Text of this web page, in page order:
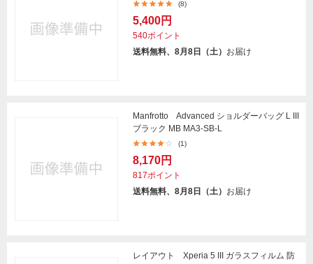
(8)
5,400円
540ポイント
送料無料、8月8日（土） お届け
Manfrotto Advanced ショルダーバッグ L III
ブラック MB MA3-SB-L
(1)
8,170円
817ポイント
送料無料、8月8日（土） お届け
レイアウト Xperia 5 III ガラスフィルム 防